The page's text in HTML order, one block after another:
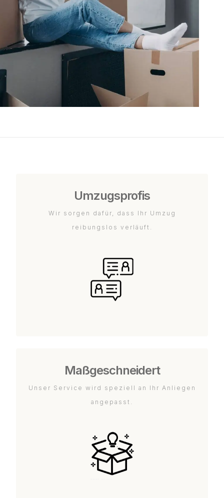
Umzugsprofis
Wir sorgen dafür, dass Ihr Umzug
reibungslos verläuft.
Maßgeschneidert
Unser Service wird speziell an Ihr Anliegen
angepasst.